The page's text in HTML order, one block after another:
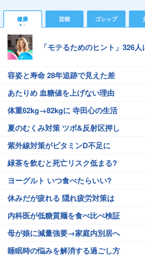
健康 芸能 ゴシップ
「モテるためのヒント」326人
容姿と寿命 28年追跡で見えた差
あたりめ 血糖値を上げない理由
体重62kg→82kgに 寺田心の生活
夏のむくみ対策 ツボ&反射区押し
紫外線対策がビタミンD不足に
緑茶を飲むと死亡リスク低まる?
ヨーグルト いつ食べたらいい?
休みだが疲れる 隠れ疲労対策は
内科医が低糖質麺を食べ比べ検証
母が娘に減量強要→家庭内別居へ
睡眠時の悩みを解消する過ごし方